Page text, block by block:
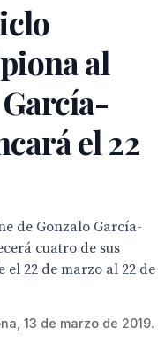
al
el 22
de Gonzalo García-
cuatro de sus
el 22 de marzo al 22 de
13 de marzo de 2019.